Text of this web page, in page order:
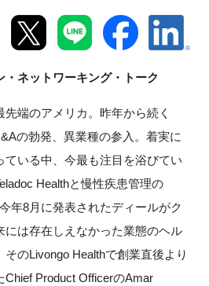
ネットワーキング・トーク
端のアメリカ。昨年から続く
の勃発、異業種の参入。着実に
ている中、今最も注目を浴びてい
Healthと慢性疾患管理の
年8月に発表されたディールがク
には存在しえなかった業態のヘル
のLivongo Healthで創業直後より
Chief Product OfficerのAmar